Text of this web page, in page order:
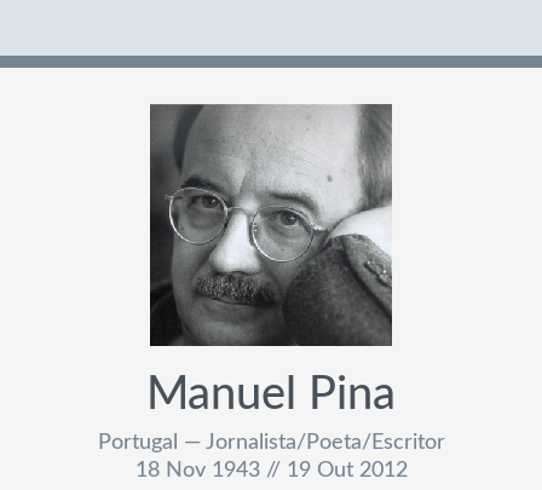
Manuel Pina
Portugal — Jornalista/Poeta/Escritor
18 Nov 1943 // 19 Out 2012